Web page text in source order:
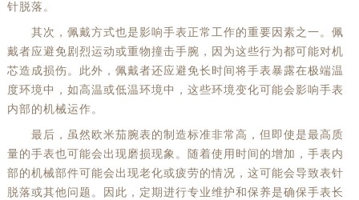
针脱落。
其次，佩戴方式也是影响手表正常工作的重要因素之一。佩
戴者应避免剧烈运动或重物撞击手腕，因为这些行为都可能对机
芯造成损伤。此外，佩戴者还应避免长时间将手表暴露在极端温
度环境中，如高温或低温环境中，这些环境变化可能会影响手表
内部的机械运作。
最后，虽然欧米茄腕表的制造标准非常高，但即使是最高质
量的手表也可能会出现磨损现象。随着使用时间的增加，手表内
部的机械部件可能会出现老化或疲劳的情况，这可能会导致表针
脱落或其他问题。因此，定期进行专业维护和保养是确保手表长